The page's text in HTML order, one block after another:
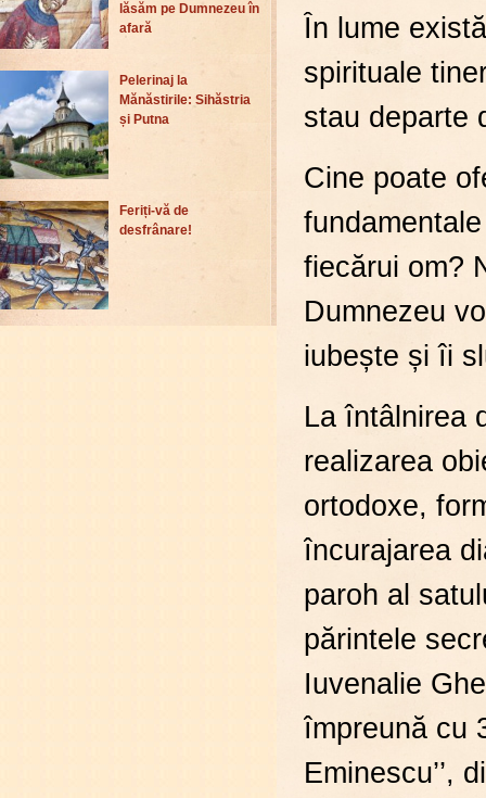
lăsăm pe Dumnezeu în
afară
Pelerinaj la
Mănăstirile: Sihăstria
și Putna
Feriți-vă de
desfrânare!
În lume
spirituale
stau departe
Cine poate
fiecărui om?
Dumnezeu
iubește și îi
La întâlnirea
realizarea
ortodoxe,
încurajarea
paroh al
părintele
Iuvenalie
împreună cu
Eminescu’’,